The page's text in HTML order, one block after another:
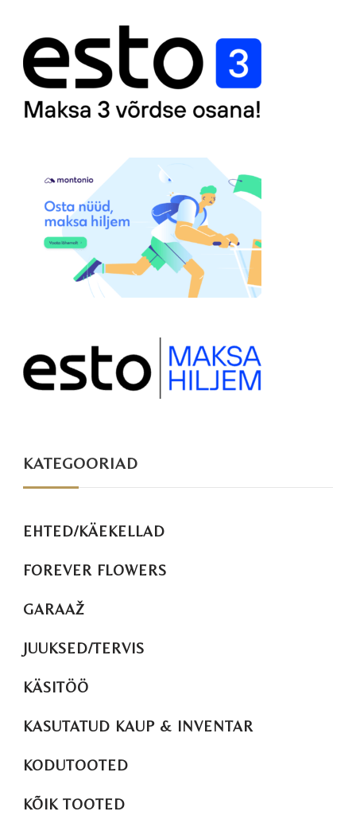
KATEGOORIAD
EHTED/KÄEKELLAD
FOREVER FLOWERS
GARAAŽ
JUUKSED/TERVIS
KÄSITÖÖ
KASUTATUD KAUP & INVENTAR
KODUTOOTED
KÕIK TOOTED